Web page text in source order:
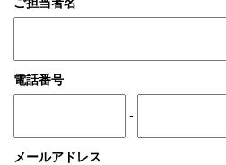
電話番号
-
メールアドレス